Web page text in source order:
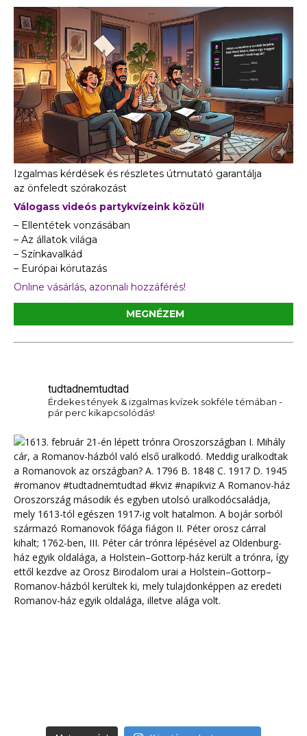
Izgalmas kérdések és részletes útmutató garantálja
az önfeledt szórakozást
Válogass videós partykvízeink közül!
– Ellentétek vonzásában
– Az állatok világa
– Színkavalkád
– Európai körutazás
Online vásárlás, azonnali hozzáférés!
MEGNÉZEM
tudtadnemtudtad
Érdekes tények & izgalmas kvízek sokféle témában -
pár perc kikapcsolódás!